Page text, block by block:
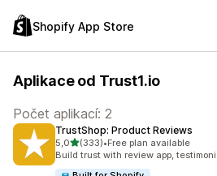
Shopify App Store
Aplikace od Trust1.io
Počet aplikací: 2
TrustShop: Product Reviews
5,0z 5 hvězd
(333)
Celkový počet recenzí: 333
•Free plan available
Build trust with review app,